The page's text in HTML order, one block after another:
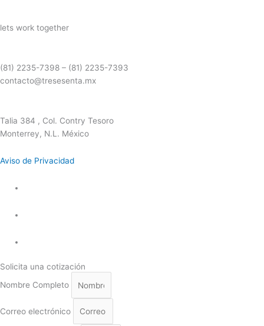
lets work together
(81) 2235-7398 – (81) 2235-7393
contacto@tresesenta.mx
Talia 384 , Col. Contry Tesoro
Monterrey, N.L. México
Aviso de Privacidad
Solicita una cotización
Nombre Completo
Correo electrónico